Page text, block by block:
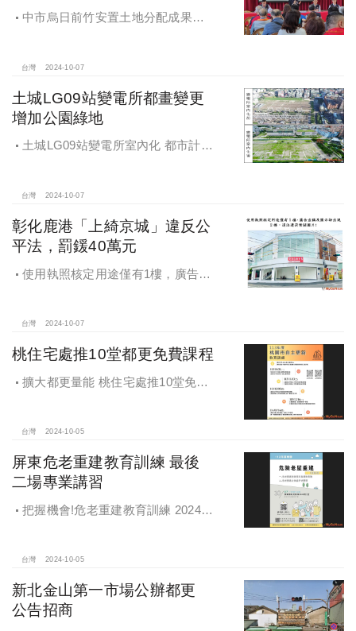
中市烏日前竹安置土地分配成果公
台灣 2024-10-07
土城LG09站變電所都畫變更
增加公園綠地
土城LG09站變電所室內化 都市計畫
台灣 2024-10-07
彰化鹿港「上綺京城」違反公
平法，罰鍰40萬元
使用執照核定用途僅有1樓，廣告宣
台灣 2024-10-07
桃住宅處推10堂都更免費課程
擴大都更量能 桃住宅處推10堂免費
台灣 2024-10-05
屏東危老重建教育訓練 最後
二場專業講習
把握機會!危老重建教育訓練 2024年
台灣 2024-10-05
新北金山第一市場公辦都更
公告招商